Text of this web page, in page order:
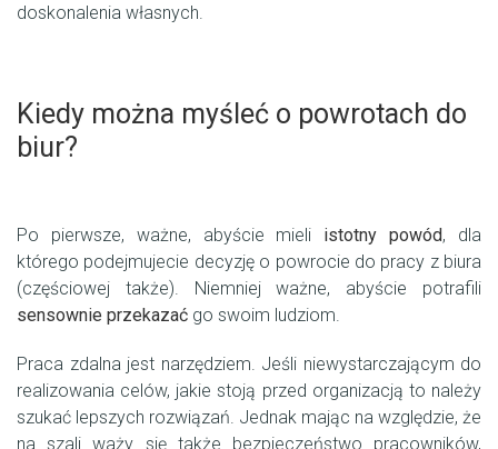
doskonalenia własnych.
Kiedy można myśleć o powrotach do
biur?
Po pierwsze, ważne, abyście mieli istotny powód, dla
którego podejmujecie decyzję o powrocie do pracy z biura
(częściowej także). Niemniej ważne, abyście potrafili
sensownie przekazać go swoim ludziom.
Praca zdalna jest narzędziem. Jeśli niewystarczającym do
realizowania celów, jakie stoją przed organizacją to należy
szukać lepszych rozwiązań. Jednak mając na względzie, że
na szali waży się także bezpieczeństwo pracowników,